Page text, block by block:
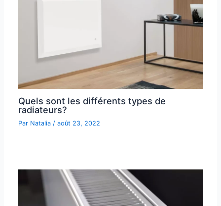
Quels sont les différents types de
radiateurs?
Par Natalia /août 23, 2022